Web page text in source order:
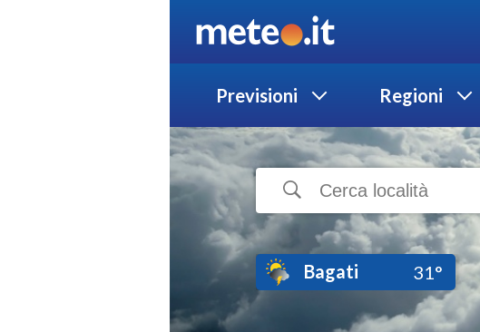
Previsioni Regioni
Bagati 31°